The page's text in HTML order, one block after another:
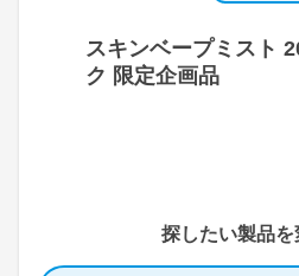
スキンベープミスト
ク 限定企画品
探したい製品を